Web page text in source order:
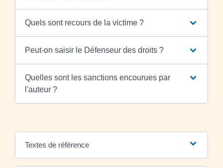
Quels sont recours de la victime ?
Peut-on saisir le Défenseur des droits ?
Quelles sont les sanctions encourues par
l'auteur ?
Textes de référence